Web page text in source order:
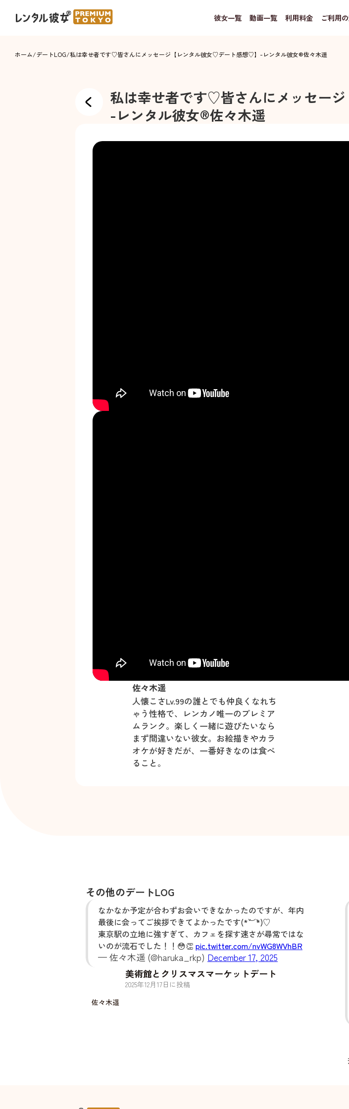
彼女一覧 動画一覧 利用料金 ご利用
ホーム/デートLOG/私は幸せ者です♡皆さんにメッセージ【レンタル彼女♡デート感想♡】 -レンタル彼女®佐々木遥
私は幸せ者です♡皆さんにメッセー
-レンタル彼女®佐々木遥
佐々木遥
人懐こさLv.99の誰とでも仲良くなれち
ゃう性格で、レンカノ唯一のプレミア
ムランク。楽しく一緒に遊びたいなら
まず間違いない彼女。お絵描きやカラ
オケが好きだが、一番好きなのは食べ
ること。
その他のデートLOG
なかなか予定が合わずお会いできなかったのですが、年内
最後に会ってご挨拶できてよかったです(*´︶`*)♡
東京駅の立地に強すぎて、カフェを探す速さが尋常ではな
いのが流石でした！！😳👏 pic.twitter.com/nvWG8WVhBR
— 佐々木遥 (@haruka_rkp) December 17, 2025
佐々木遥
美術館とクリスマスマーケットデート
2025年12月 17日に投稿